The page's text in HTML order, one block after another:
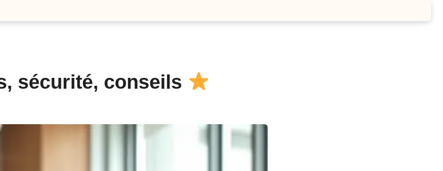
sécurité, conseils